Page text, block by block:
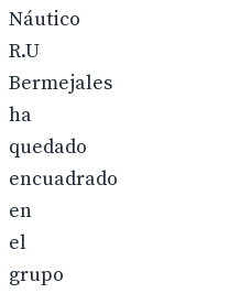
Náutico
R.U
Bermejales
ha
quedado
encuadrado
en
el
grupo